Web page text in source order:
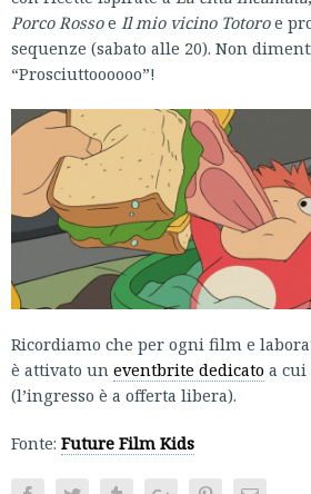
Porco Rossoe Il mio vicino Totoroe
sequenze (sabato alle 20). Non
“Prosciuttoooooo”!
Ricordiamo che per ogni film e
è attivato un eventbrite dedicato a
(l’ingresso è a offerta libera).
Fonte: Future Film Kids